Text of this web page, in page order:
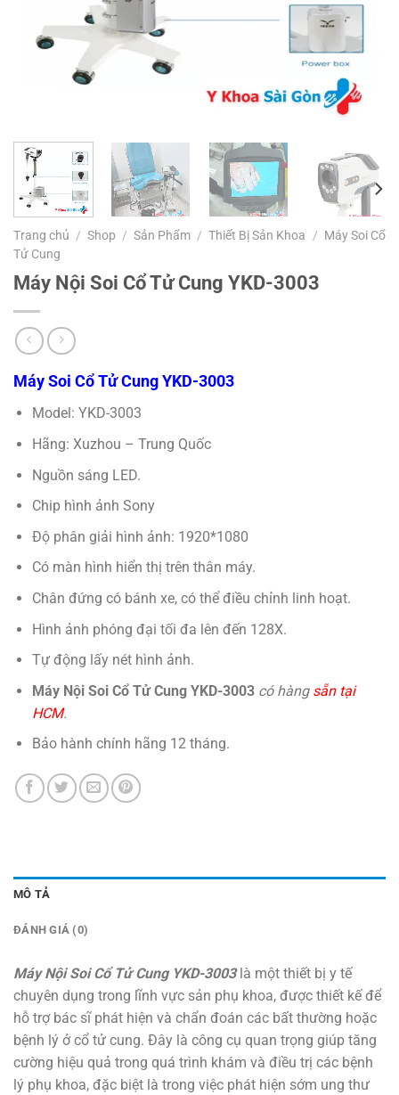
Trang chủ / Shop / Sản Phẩm / Thiết Bị Sản Khoa / Máy Soi Cổ
Tử Cung
Máy Nội Soi Cổ Tử Cung YKD-3003
Máy Soi Cổ Tử Cung YKD-3003
Model: YKD-3003
Hãng: Xuzhou – Trung Quốc
Nguồn sáng LED.
Chip hình ảnh Sony
Độ phân giải hình ảnh: 1920*1080
Có màn hình hiển thị trên thân máy.
Chân đứng có bánh xe, có thể điều chỉnh linh hoạt.
Hình ảnh phóng đại tối đa lên đến 128X.
Tự động lấy nét hình ảnh.
Máy Nội Soi Cổ Tử Cung YKD-3003 có hàng sẵn tại
HCM.
Bảo hành chính hãng 12 tháng.
MÔ TẢ
ĐÁNH GIÁ (0)
Máy Nội Soi Cổ Tử Cung YKD-3003là một thiết bị y tế
chuyên dụng trong lĩnh vực sản phụ khoa, được thiết kế để
hỗ trợ bác sĩ phát hiện và chẩn đoán các bất thường hoặc
bệnh lý ở cổ tử cung. Đây là công cụ quan trọng giúp tăng
cường hiệu quả trong quá trình khám và điều trị các bệnh
lý phụ khoa, đặc biệt là trong việc phát hiện sớm ung thư